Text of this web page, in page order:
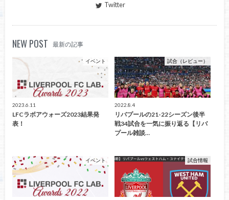
Twitter
NEW POST 最新の記事
イベント
2023.6.11
LFCラボアウォーズ2023結果発
表！
試合（レビュー）
2022.8.4
リバプールの21-22シーズン後半
戦34試合を一気に振り返る【リバ
プール雑談…
イベント 試合情報